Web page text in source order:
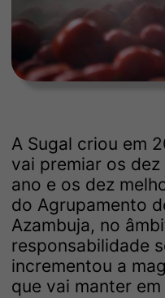
A Sugal criou em
vai premiar os
ano e os dez
do Agrupamento
Azambuja, no
responsabilidade
incrementou a
que vai manter